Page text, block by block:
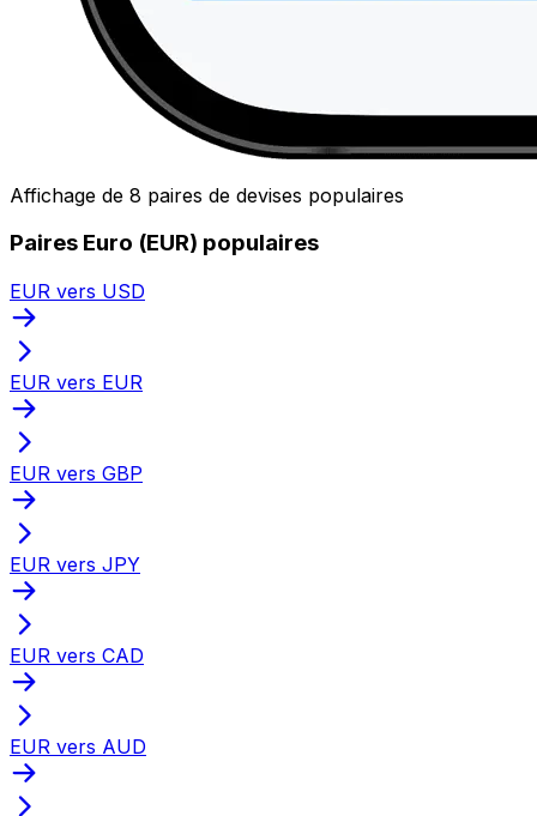
Affichage de 8 paires de devises populaires
Paires Euro (EUR) populaires
EUR vers USD
EUR vers EUR
EUR vers GBP
EUR vers JPY
EUR vers CAD
EUR vers AUD